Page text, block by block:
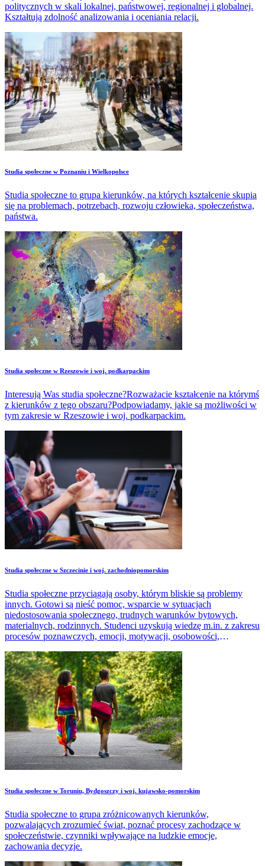
politycznych w skali lokalnej, państwowej, regionalnej i globalnej.
Kształtują zdolność analizowania i oceniania relacji.
Studia społeczne w Poznaniu i Wielkopolsce
Studia społeczne to grupa kierunków, na których kształcenie skupia
się na problemach, potrzebach, rozwoju człowieka, społeczeństwa,
państwa.
Studia społeczne w Rzeszowie i woj. podkarpackim
Interesują Was studia społeczne?Rozważacie kształcenie na którymś
z kierunków z tego obszaru?Podpowiadamy, jakie są możliwości w
tym zakresie w Rzeszowie i woj. podkarpackim.
Studia społeczne w Szczecinie i woj. zachodniopomorskim
Studia społeczne przyciągają osoby, którym bliskie są problemy
innych. Gotowi są nieść pomoc, wsparcie w sytuacjach
niedostosowania społecznego, trudnych warunków bytowych,
materialnych, rodzinnych. Studenci uzyskują wiedzę m.in. z zakresu
procesów poznawczych, emocji, motywacji, osobowości,
Studia społeczne w Toruniu, Bydgoszczy i woj. kujawsko-pomorskim
Studia społeczne to grupa zróżnicowanych kierunków,
pozwalających zrozumieć świat, poznać procesy zachodzące w
społeczeństwie, czynniki wpływające na ludzkie emocje,
zachowania decyzje.